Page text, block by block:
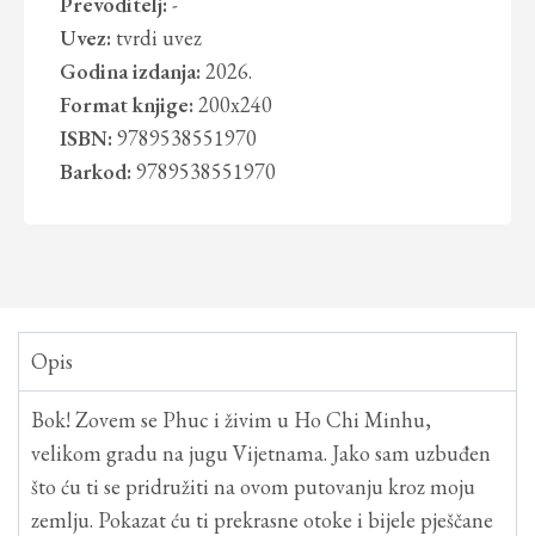
Uvez: tvrdi uvez
Godina izdanja: 2026.
Format knjige: 200x240
ISBN: 9789538551970
Barkod: 9789538551970
Opis
Bok! Zovem se Phuc i živim u Ho Chi Minhu,
velikom gradu na jugu Vijetnama. Jako sam uzbuđen
što ću ti se pridružiti na ovom putovanju kroz moju
zemlju. Pokazat ću ti prekrasne otoke i bijele pješčane